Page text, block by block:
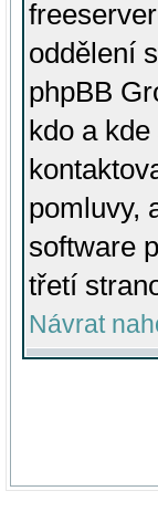
oddělení
phpBB
kdo a
pomluvy,
software
třetí
Návrat